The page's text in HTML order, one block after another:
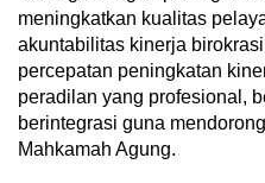
meningkatkan kualitas
akuntabilitas kinerja
percepatan peningkatan
peradilan yang profesional,
berintegrasi guna
Mahkamah Agung.